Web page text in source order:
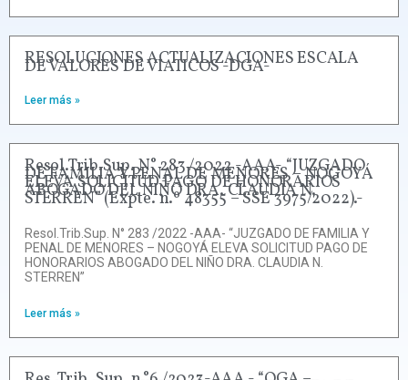
RESOLUCIONES ACTUALIZACIONES ESCALA
DE VALORES DE VIATICOS -DGA-
Leer más »
Resol.Trib.Sup. N° 283 /2022 -AAA- “JUZGADO
DE FAMILIA Y PENAL DE MENORES – NOGOYÁ
ELEVA SOLICITUD PAGO DE HONORARIOS
ABOGADO DEL NIÑO DRA. CLAUDIA N.
STERREN” (Expte. n.º 48355 – SSE 3975/2022).-
Resol.Trib.Sup. N° 283 /2022 -AAA- “JUZGADO DE FAMILIA Y
PENAL DE MENORES – NOGOYÁ ELEVA SOLICITUD PAGO DE
HONORARIOS ABOGADO DEL NIÑO DRA. CLAUDIA N.
STERREN”
Leer más »